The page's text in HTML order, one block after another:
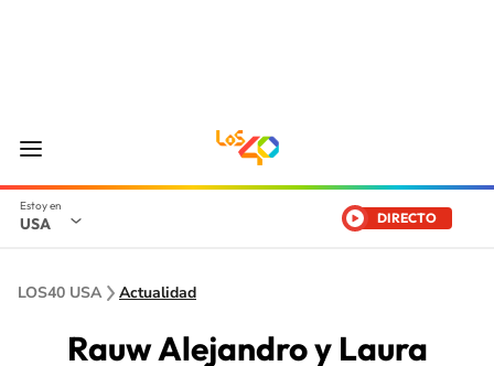
USA DIRECTO
LOS40 USA Actualidad
Rauw Alejandro y Laura